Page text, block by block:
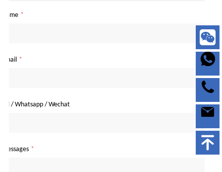
Name *
Email *
Tel / Whatsapp / Wechat
Messages *